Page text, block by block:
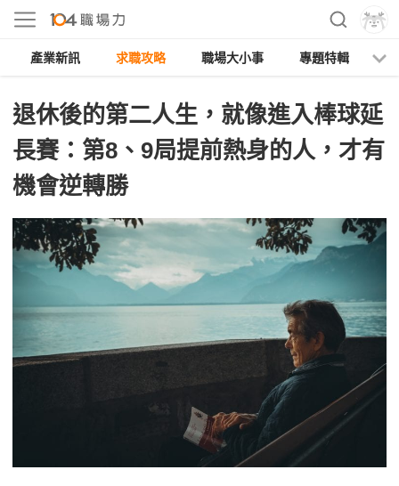
產業新訊 求職攻略 職場大小事 專題特輯
退休後的第二人生，就像進入棒球延
長賽：第8、9局提前熱身的人，才有
機會逆轉勝